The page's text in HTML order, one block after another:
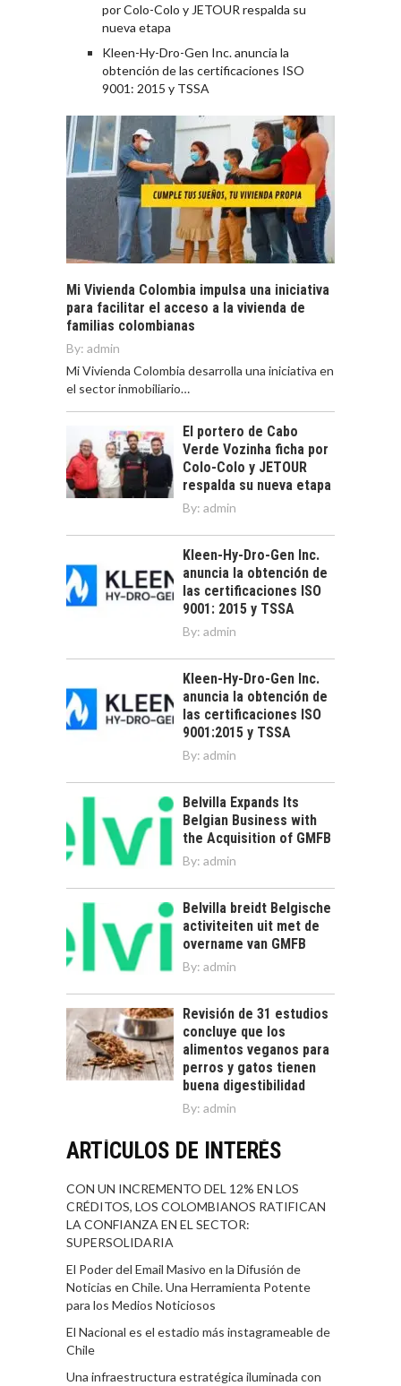
por Colo-Colo y JETOUR respalda su
nueva etapa
Kleen-Hy-Dro-Gen Inc. anuncia la
obtención de las certificaciones ISO
9001: 2015 y TSSA
Mi Vivienda Colombia impulsa una iniciativa
para facilitar el acceso a la vivienda de
familias colombianas
By: admin
Mi Vivienda Colombia desarrolla una iniciativa en
el sector inmobiliario…
El portero de Cabo
Verde Vozinha ficha por
Colo-Colo y JETOUR
respalda su nueva etapa
By: admin
Kleen-Hy-Dro-Gen Inc.
anuncia la obtención de
las certificaciones ISO
9001: 2015 y TSSA
By: admin
Kleen-Hy-Dro-Gen Inc.
anuncia la obtención de
las certificaciones ISO
9001:2015 y TSSA
By: admin
Belvilla Expands Its
Belgian Business with
the Acquisition of GMFB
By: admin
Belvilla breidt Belgische
activiteiten uit met de
overname van GMFB
By: admin
Revisión de 31 estudios
concluye que los
alimentos veganos para
perros y gatos tienen
buena digestibilidad
By: admin
ARTÍCULOS DE INTERÉS
CON UN INCREMENTO DEL 12% EN LOS
CRÉDITOS, LOS COLOMBIANOS RATIFICAN
LA CONFIANZA EN EL SECTOR:
SUPERSOLIDARIA
El Poder del Email Masivo en la Difusión de
Noticias en Chile. Una Herramienta Potente
para los Medios Noticiosos
El Nacional es el estadio más instagrameable de
Chile
Una infraestructura estratégica iluminada con